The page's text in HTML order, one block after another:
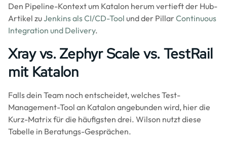
Den Pipeline-Kontext um Katalon herum vertieft der Hub-
Artikel zuJenkins als CI/CD-Tool und der PillarContinuous
Integration und Delivery.
Xray vs. Zephyr Scale vs. TestRail
mit Katalon
Falls dein Team noch entscheidet, welches Test-
Management-Tool an Katalon angebunden wird, hier die
Kurz-Matrix für die häufigsten drei. Wilson nutzt diese
Tabelle in Beratungs-Gesprächen.